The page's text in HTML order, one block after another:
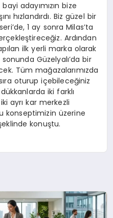
adayımızın bize
hızlandırdı. Biz güzel bir
1 ay sonra Milas’ta
Ardından
ilk yerli marka olarak
Güzelyalı’da bir
Tüm mağazalarımızda
oturup içebileceğiniz
iki farklı
ayrı kar merkezli
konseptimizin üzerine
konuştu.